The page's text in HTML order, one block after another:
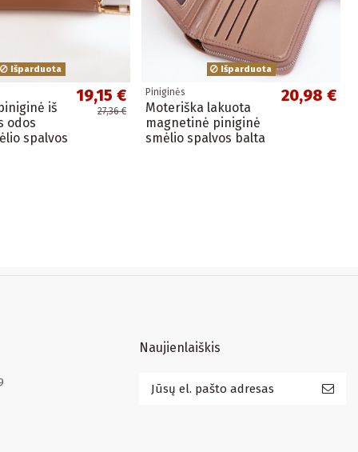
Išparduota
iš
odos
spalvos
19,15 €
27,36 €
Išparduota
Piniginės
Moteriška lakuota
magnetinė piniginė
smėlio spalvos balta
20,98 €
Naujienlaiškis